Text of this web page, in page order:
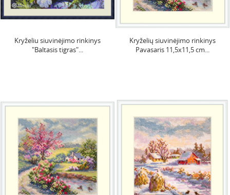
Kryželiu siuvinėjimo rinkinys
"Baltasis tigras"...
Kryželių siuvinėjimo rinkinys
Pavasaris 11,5x11,5 cm...